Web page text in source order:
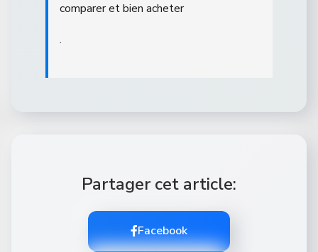
comparer et bien acheter
.
Partager cet article:
Facebook